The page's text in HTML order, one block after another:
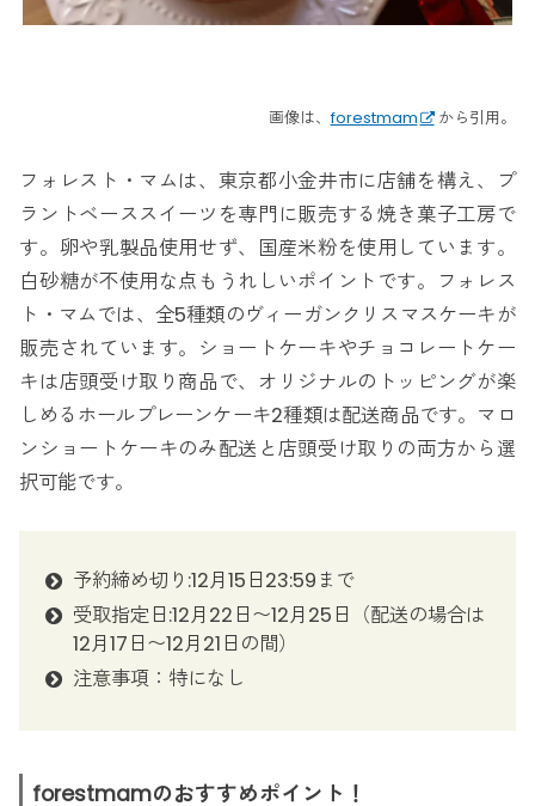
画像は、forestmam から引用。
フォレスト・マムは、東京都小金井市に店舗を構え、プ
ラントベーススイーツを専門に販売する焼き菓子工房で
す。卵や乳製品使用せず、国産米粉を使用しています。
白砂糖が不使用な点もうれしいポイントです。フォレス
ト・マムでは、全5種類のヴィーガンクリスマスケーキが
販売されています。ショートケーキやチョコレートケー
キは店頭受け取り商品で、オリジナルのトッピングが楽
しめるホールプレーンケーキ2種類は配送商品です。マロ
ンショートケーキのみ配送と店頭受け取りの両方から選
択可能です。
予約締め切り:12月15日23:59まで
受取指定日:12月22日〜12月25日（配送の場合は
12月17日〜12月21日の間）
注意事項：特になし
forestmamのおすすめポイント！